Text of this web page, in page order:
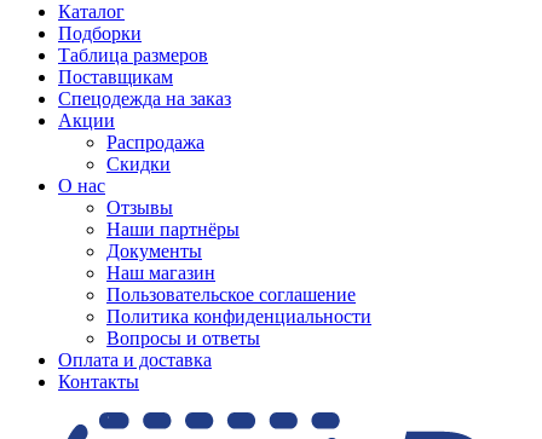
Каталог
Подборки
Таблица размеров
Поставщикам
Спецодежда на заказ
Акции
Распродажа
Скидки
О нас
Отзывы
Наши партнёры
Документы
Наш магазин
Пользовательское соглашение
Политика конфиденциальности
Вопросы и ответы
Оплата и доставка
Контакты